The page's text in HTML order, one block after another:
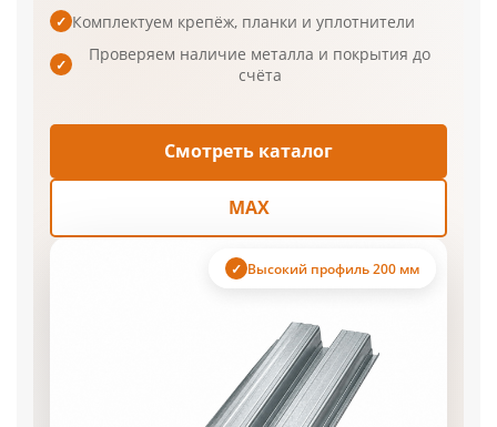
✓ Комплектуем крепёж, планки и уплотнители
✓
Проверяем наличие металла и покрытия до
счёта
Смотреть каталог
MAX
Высокий профиль 200 мм